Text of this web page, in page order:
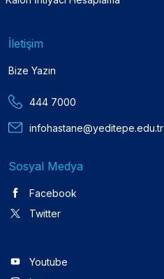
İletişim
Bize Yazın
444 7000
infohastane@yeditepe.edu.tr
Sosyal Medya
Facebook
Twitter
Youtube